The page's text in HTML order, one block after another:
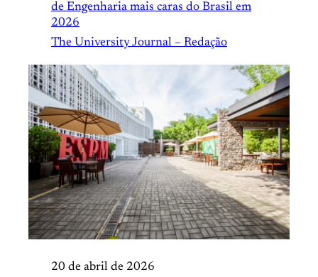
de Engenharia mais caras do Brasil em
2026
The University Journal – Redação
20 de abril de 2026